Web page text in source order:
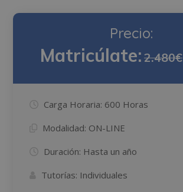
Precio:
Matricúlate:2.480€
Carga Horaria: 600 Horas
Modalidad: ON-LINE
Duración: Hasta un año
Tutorías: Individuales